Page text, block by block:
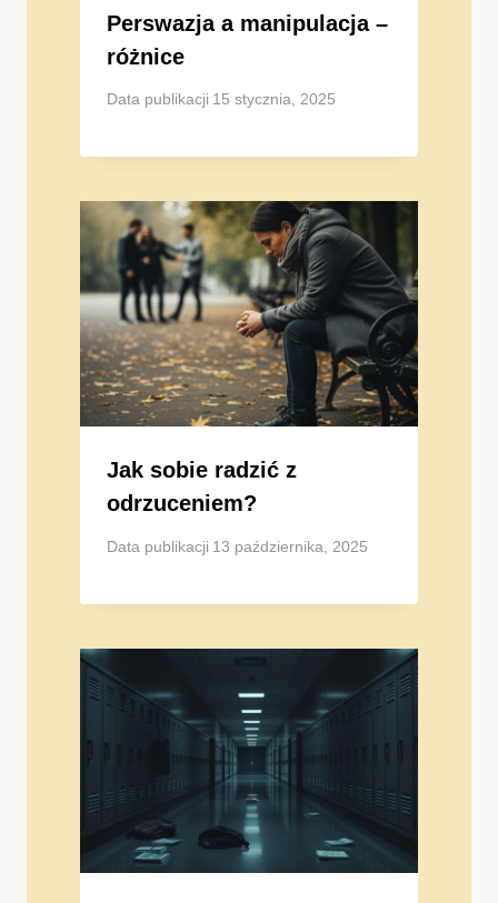
Perswazja a manipulacja –
różnice
Data publikacji 15 stycznia, 2025
Jak sobie radzić z
odrzuceniem?
Data publikacji 13 października, 2025